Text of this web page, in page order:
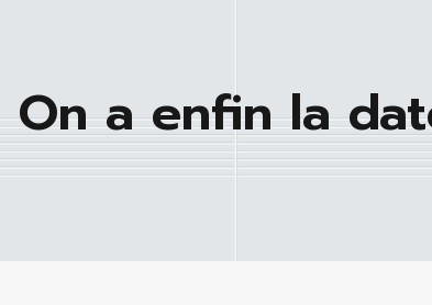
On a enfin la